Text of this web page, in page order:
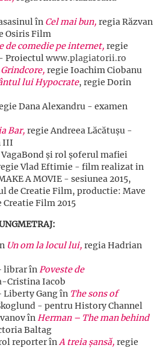
în Cel mai bun, regia Răzvan
Osiris Film
comedie pe internet, regie
Proiectulwww.plagiatorii.ro
Grindcore, regie Ioachim Ciobanu
lui Hypocrate, regie Dorin
Dana Alexandru - examen
Bar, regie Andreea Lăcătușu -
III
și rol șoferul mafiei
Vlad Eftimie - film realizat in
A MOVIE - sesiunea 2015,
de Creatie Film, productie: Mave
Film 2015
Un om la locul lui, regia Hadrian
librar înPoveste de
Cristina Iacob
Gang în The sons of
- pentru History Channel
înHerman – The man behind
Baltag
reporter înA treia șansă, regie